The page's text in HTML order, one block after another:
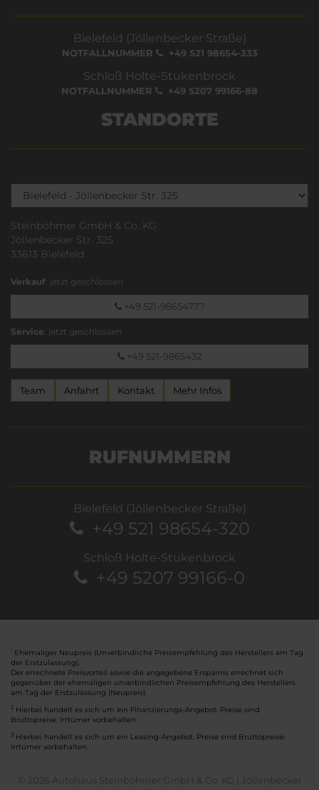
Bielefeld (Jöllenbecker Straße)
NOTFALLNUMMER +49 521 98654-333
Schloß Holte-Stukenbrock
NOTFALLNUMMER +49 5207 99166-88
STANDORTE
Steinböhmer GmbH & Co. KG
Jöllenbecker Str. 325
33613 Bielefeld
Verkauf: jetzt geschlossen
+49 521-98654777
Service: jetzt geschlossen
+49 521-9865432
Team Anfahrt Kontakt Mehr Infos
RUFNUMMERN
Bielefeld (Jöllenbecker Straße)
+49 521 98654-320
Schloß Holte-Stukenbrock
+49 5207 99166-0
Ehemaliger Neupreis (Unverbindliche Preisempfehlung des Herstellers am Tag
der Erstzulassung).
Der errechnete Preisvorteil sowie die angegebene Ersparnis errechnet sich
gegenüber der ehemaligen unverbindlichen Preisempfehlung des Herstellers
am Tag der Erstzulassung (Neupreis).
2 Hierbei handelt es sich um ein Finanzierungs-Angebot. Preise sind
Bruttopreise. Irrtümer vorbehalten.
3 Hierbei handelt es sich um ein Leasing-Angebot. Preise sind Bruttopreise.
Irrtümer vorbehalten.
© 2026 Autohaus Steinböhmer GmbH & Co. KG | Jöllenbecker